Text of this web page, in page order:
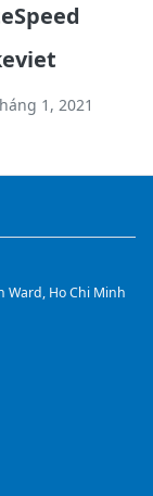
1, 2021
Ward, Ho Chi Minh